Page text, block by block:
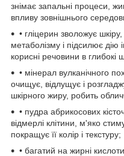
знімає запальні процеси,
впливу зовнішнього
• гліцерин зволожує
метаболізму і підсилює дію
корисні речовини в глибокі
• мінерал вулканічного
очищує, відлущує і
шкірного жиру, робить
• пудра абрикосових
відмерлі клітини, м'яко
покращує її колір і текстуру;
• багатий на жирні